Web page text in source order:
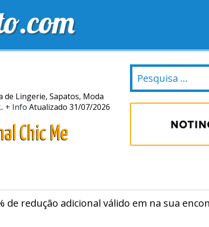
NOVAS LOJAS
de Lingerie, Sapatos, Moda
+ Info Atualizado 31/07/2026
Chic Me
de redução adicional válido em na sua